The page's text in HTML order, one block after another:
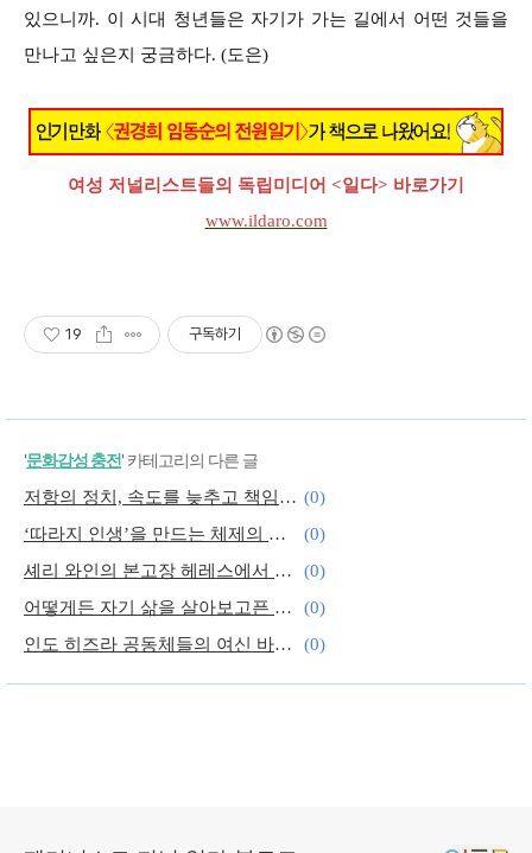
있으니까. 이 시대 청년들은 자기가 가는 길에서 어떤 것들을
만나고 싶은지 궁금하다. (도은)
여성 저널리스트들의 독립미디어 <일다> 바로가기
www.ildaro.com
19 구독하기
'문화감성 충전' 카테고리의 다른 글
저항의 정치, 속도를 늦추고 책임질 것을 요구하라 (0)
‘따라지 인생’을 만드는 체제의 그늘을 걷다
(0)
셰리 와인의 본고장 헤레스에서 마신 와인맛
(0)
어떻게든 자기 삶을 살아보고픈 청년들에게
(0)
인도 히즈라 공동체들의 여신 바후차라 마타
(0)
내가 스페인 와인에 빠진 이유 (0)